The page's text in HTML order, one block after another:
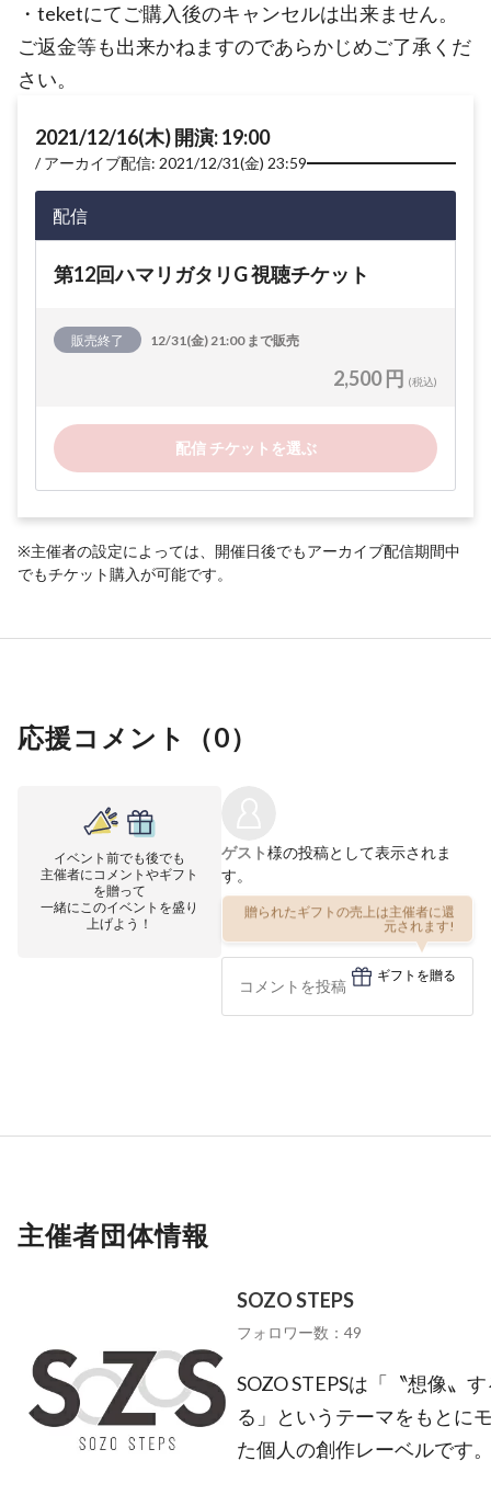
・teketにてご購入後のキャンセルは出来ません。
ご返金等も出来かねますのであらかじめご了承くだ
さい。
2021/12/16(木) 開演: 19:00
アーカイブ配信: 2021/12/31(金) 23:59
配信
第12回ハマリガタリG 視聴チケット
販売終了 12/31(金) 21:00 まで販売
2,500 円 (税込)
配信 チケットを選ぶ
※主催者の設定によっては、開催日後でもアーカイブ配信期間中
でもチケット購入が可能です。
応援コメント（0）
イベント前でも後でも
主催者にコメントやギフト
を贈って
一緒にこのイベントを盛り
上げよう！
ゲスト様の投稿として表示されま
す。
贈られたギフトの売上は主催者に還
元されます!
ギフトを贈る
主催者団体情報
SOZO STEPS
フォロワー数：49
SOZO STEPSは「〝想像〟
る」というテーマをもとに
た個人の創作レーベルです